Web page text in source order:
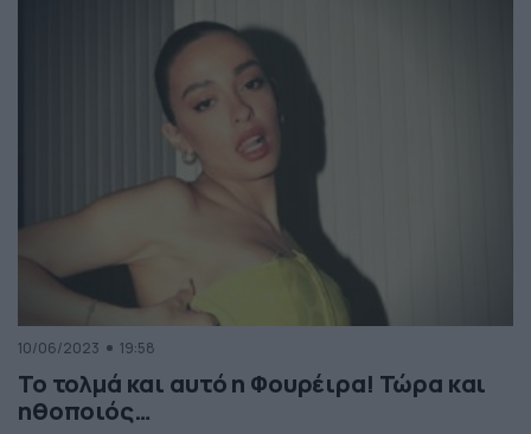
απόλυτο είδωλο των βραβείων […]
10/06/2023 19:58
Το τολμά και αυτό η Φουρέιρα! Τώρα και
ηθοποιός…